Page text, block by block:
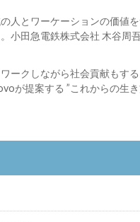
人とワーケーションの価値
。小田急電鉄株式会社 木谷周
ークしながら社会貢献もする
が提案する ”これからの生